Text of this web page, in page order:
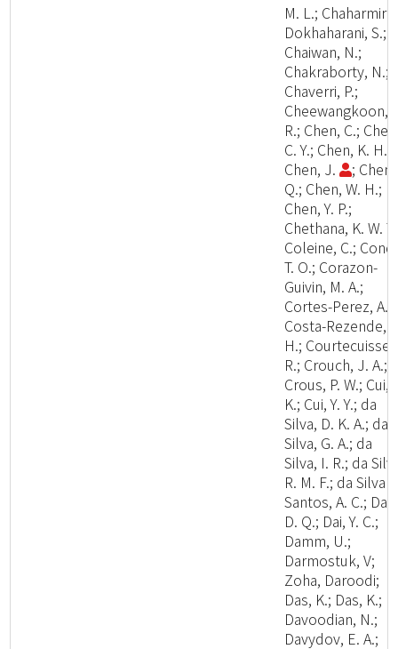
M. L.; Chaharmiri-
Dokhaharani, S.;
Chaiwan, N.;
Chakraborty, N.;
Chaverri, P.;
Cheewangkoon,
R.; Chen, C.;
C. Y.; Chen, K. H.;
Chen, J.
; Chen,
Q.; Chen, W. H.;
Chen, Y. P.;
Chethana, K. W.
Coleine, C.;
T. O.; Corazon-
Guivin, M. A.;
Cortes-Perez, A.;
Costa-Rezende,
H.; Courtecuisse,
R.; Crouch, J. A.;
Crous, P. W.; Cui,
K.; Cui, Y. Y.; da
Silva, D. K. A.; da
Silva, G. A.; da
Silva, I. R.; da
R. M. F.; da Silva
Santos, A. C.; Dai,
D. Q.; Dai, Y. C.;
Damm, U.;
Darmostuk, V;
Zoha, Daroodi;
Das, K.; Das, K.;
Davoodian, N.;
Davydov, E. A.;